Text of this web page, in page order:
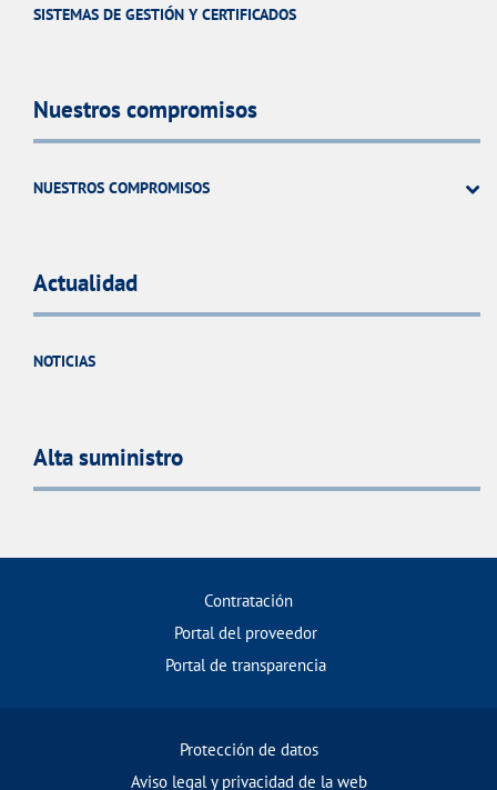
SISTEMAS DE GESTIÓN Y CERTIFICADOS
Nuestros compromisos
NUESTROS COMPROMISOS
Actualidad
NOTICIAS
Alta suministro
Contratación
Portal del proveedor
Portal de transparencia
Protección de datos
Aviso legal y privacidad de la web